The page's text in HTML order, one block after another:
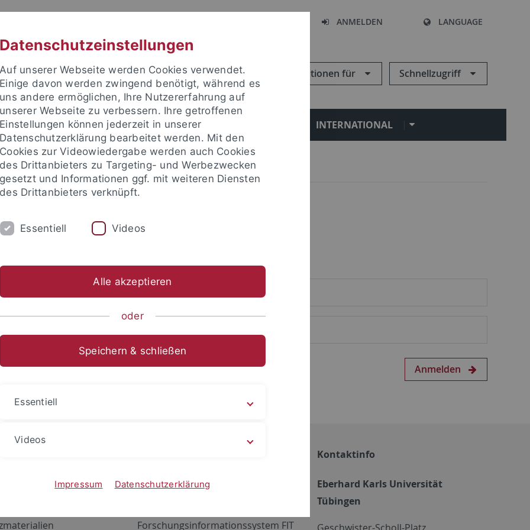
ANMELDEN LANGUAGE
Informationen für Schnellzugriff
FORSCHUNG EINRICHTUNGEN INTERNATIONAL
um sich anzumelden:
Anmelden
Netzwerk
ALMA
Forschungsinformationssystem FIT
Kontaktinfo
Eberhard Karls Universität
Tübingen
Datenschutzeinstellungen
Auf unserer Webseite werden Cookies verwendet.
Einige davon werden zwingend benötigt, während es
uns andere ermöglichen, Ihre Nutzererfahrung auf
unserer Webseite zu verbessern. Ihre getroffenen
Einstellungen können jederzeit in unserer
Datenschutzerklärung bearbeitet werden. Mit den
Cookies zur Videowiedergabe werden auch Cookies
des Drittanbieters zu Targeting- und Werbezwecken
gesetzt und Informationen ggf. mit weiteren Diensten
des Drittanbieters verknüpft.
Essentiell Videos
Alle akzeptieren
oder
Speichern & schließen
Essentiell
Videos
Impressum Datenschutzerklärung